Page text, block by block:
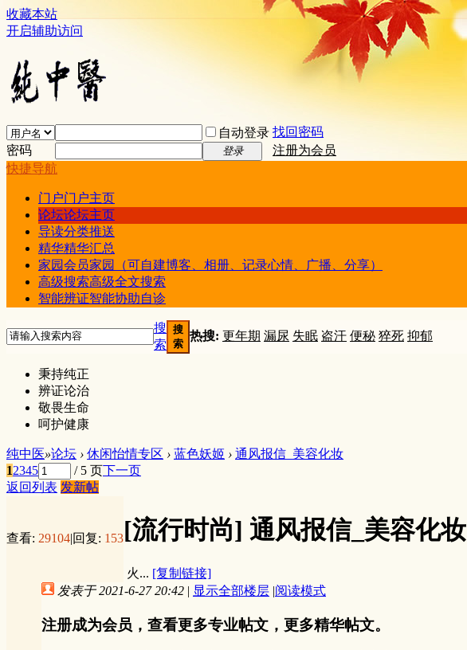
收藏本站
开启辅助访问
自动登录 找回密码
密码
登录
注册为会员
快捷导航
门户门户主页
论坛论坛主页
导读分类推送
精华精华汇总
家园会员家园（可自建博客、相册、记录心情、广播、分享）
高级搜索高级全文搜索
智能辨证智能协助自诊
搜
索
搜
索
热搜: 更年期 漏尿 失眠 盗汗 便秘 猝死 抑郁
秉持纯正
辨证论治
敬畏生命
呵护健康
纯中医»论坛 › 休闲怡情专区 › 蓝色妖姬 › 通风报信_美容化妆
12345 / 5 页下一页
返回列表 发新帖
查看: 29104|回复: 153[流行时尚] 通风报信_美容化妆
火... [复制链接]
发表于 2021-6-27 20:42 | 显示全部楼层 |阅读模式
注册成为会员，查看更多专业帖文，更多精华帖文。